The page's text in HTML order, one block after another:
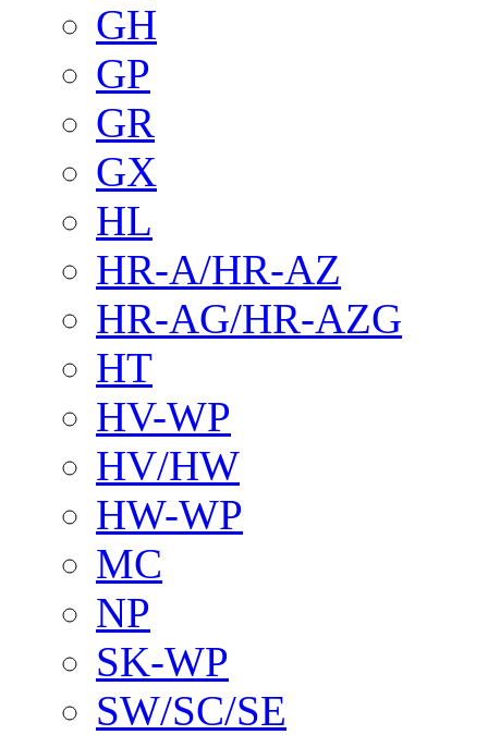
GH
GP
GR
GX
HL
HR-A/HR-AZ
HR-AG/HR-AZG
HT
HV-WP
HV/HW
HW-WP
MC
NP
SK-WP
SW/SC/SE